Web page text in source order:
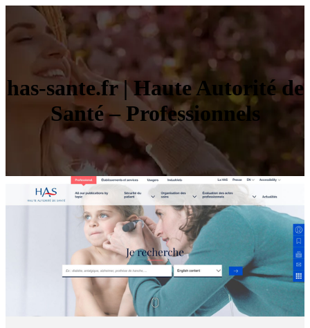
has-sante.fr | Haute Autorité de
Santé – Professionnels